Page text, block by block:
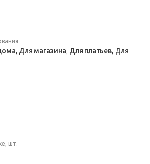
Для магазина, Для платьев, Для
шт.